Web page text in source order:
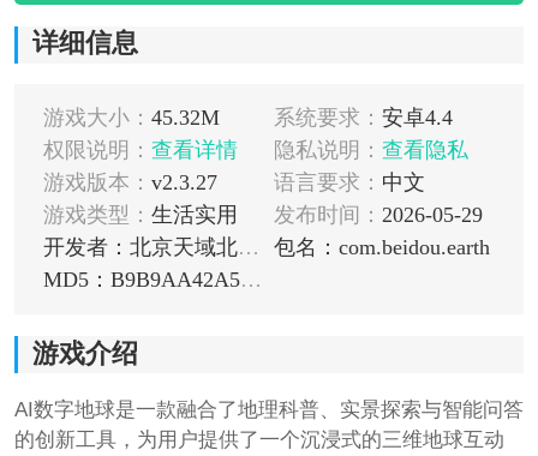
详细信息
游戏大小： 45.32M 系统要求： 安卓4.4
权限说明： 查看详情 隐私说明： 查看隐私
游戏版本： v2.3.27 语言要求： 中文
游戏类型： 生活实用 发布时间： 2026-05-29
开发者：北京天域北斗文化科技集团有限公司
包名：com.beidou.earth
MD5：B9B9AA42A5DE6275C9F95E3E0A27E27F
游戏介绍
AI数字地球是一款融合了地理科普、实景探索与智能问答
的创新工具，为用户提供了一个沉浸式的三维地球互动